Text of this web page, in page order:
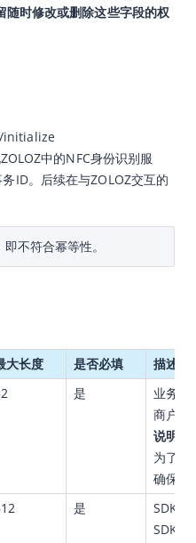
随时修改或删除这些字段的权
initialize
中的NFC身份识别服
ID。后续在与ZOLOZ交互的
不符合幂等性。
大长度 是否必填
描述
是
业务ID
商户业
说明
为了更
确保业
是
SDK和
SDK以